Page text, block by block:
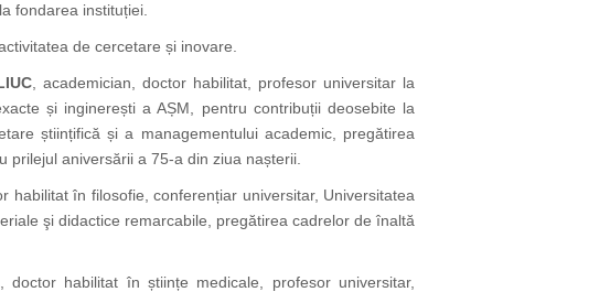
fondarea instituției.
de cercetare și inovare.
, academician, doctor habilitat, profesor universitar la
și inginerești a AȘM, pentru contribuții deosebite la
științifică și a managementului academic, pregătirea
aniversării a 75-a din ziua nașterii.
habilitat în filosofie, conferențiar universitar, Universitatea
şi didactice remarcabile, pregătirea cadrelor de înaltă
, doctor habilitat în științe medicale, profesor universitar,